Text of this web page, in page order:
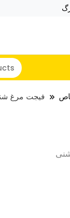
تراول ماگ
فیجت مرغ